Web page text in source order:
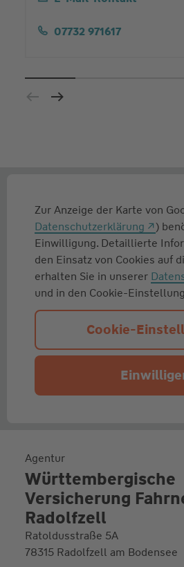
07732 971617
Zur Anzeige der Karte von
Datenschutzerklärung
)
Einwilligung. Detaillierte
den Einsatz von Cookies auf
erhalten Sie in unserer
und in den Cookie-
Cookie-
Agentur
Württembergische
Versicherung
Radolfzell
Ratoldusstraße 5A
78315 Radolfzell am Bodensee